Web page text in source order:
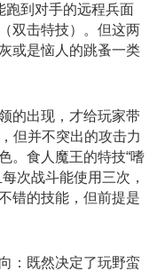
跑到对手的远程兵面
双击特技）。但这两
或是恼人的跳蚤一类
的出现，才给玩家带
但并不突出的攻击力
。食人魔王的特技“嗜
次战斗能使用三次，
错的技能，但前提是
：既然决定了玩野蛮